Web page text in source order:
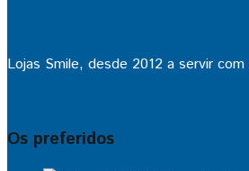
Lojas Smile, desde 2012 a servir com
Os preferidos